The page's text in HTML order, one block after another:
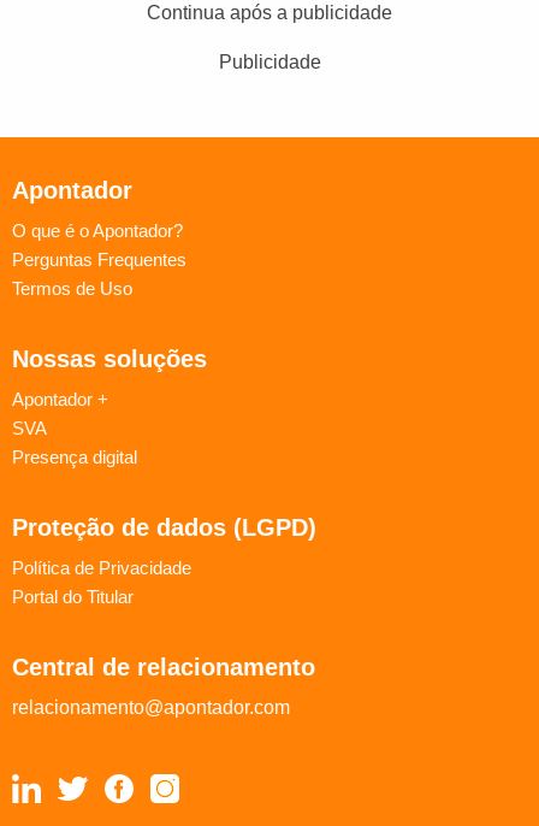
Continua após a publicidade
Publicidade
Apontador
O que é o Apontador?
Perguntas Frequentes
Termos de Uso
Nossas soluções
Apontador +
SVA
Presença digital
Proteção de dados (LGPD)
Política de Privacidade
Portal do Titular
Central de relacionamento
relacionamento@apontador.com